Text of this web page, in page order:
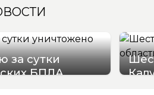
за сутки
БПЛА